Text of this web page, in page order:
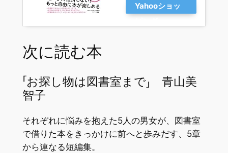
Yahooショッ
次に読む本
「お探し物は図書室まで」 青山美
智子
それぞれに悩みを抱えた5人の男女が、図書室
で借りた本をきっかけに前へと歩みだす、5章
から連なる短編集。